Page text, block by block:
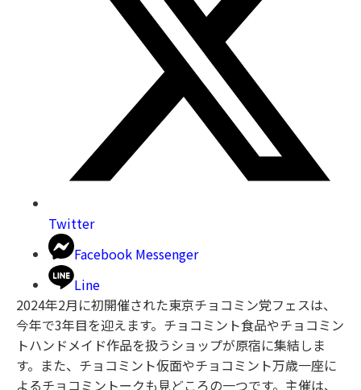
Twitter
Facebook Messenger
Line
2024年2月に初開催された東京チョコミン党フェスは、
今年で3年目を迎えます。チョコミント食品やチョコミン
トハンドメイド作品を扱うショップが原宿に集結しま
す。また、チョコミント仮面やチョコミント万歳一座に
よるチョコミントークも見どころの一つです。主催は、